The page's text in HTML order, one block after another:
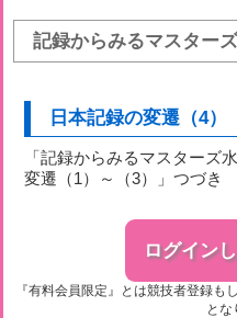
記録からみるマスター
日本記録の変遷（4）
「記録からみるマスター
変遷（1）～（3）」つづき
ログイン
『有料会員限定』とは競技者登録も
とな